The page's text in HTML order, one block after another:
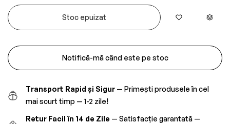
Stoc epuizat
Notifică-mă când este pe stoc
Transport Rapid și Sigur — Primești produsele în cel
mai scurt timp — 1-2 zile!
Retur Facil în 14 de Zile — Satisfacție garantată —